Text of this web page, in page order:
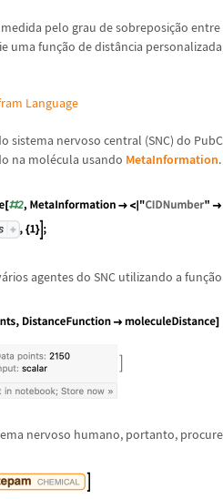
medida pelo grau de sobreposição entre
uma função de distância
Language
sistema nervoso central (SNC) do
na molécula usando MetaInformation.
ários agentes do SNC utilizando a funçã
nervoso humano, portanto,